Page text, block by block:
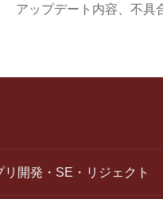
アップデート内容、不具
開発・SE・リジェクト